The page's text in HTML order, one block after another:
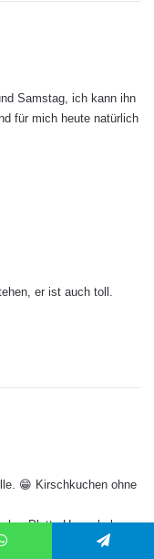
Samstag, ich kann ihn
für mich heute natürlich
er ist auch toll.
😁 Kirschkuchen ohne
Platte Haare habe